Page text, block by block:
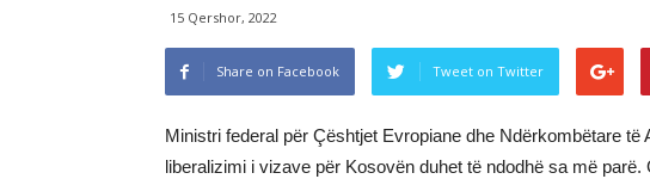
15 Qershor, 2022
Share on Facebook Tweet on Twitter
Ministri federal për Çështjet Evropiane dhe Ndërkombëtare
liberalizimi i vizave për Kosovën duhet të ndodhë sa më